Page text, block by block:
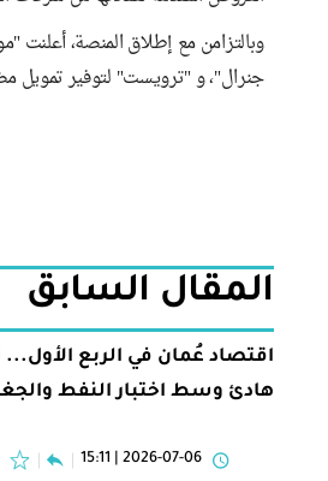
وبالتزامن مع إطلاق المنصة،
جنرال"، و "ترويست" لتوفير تمويل
المقال السابق
اقتصاد عُمان في الربع الأول...
هادئ وسط اختبار النفط
2026-07-06 | 15:11